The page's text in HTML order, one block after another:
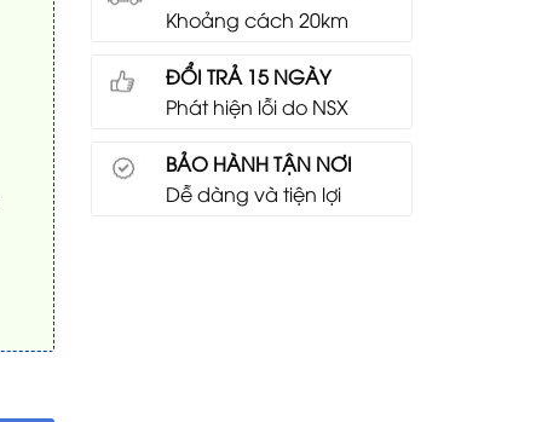
Khoảng cách 20km
ĐỔI TRẢ 15 NGÀY
Phát hiện lỗi do NSX
BẢO HÀNH TẬN NƠI
Dễ dàng và tiện lợi